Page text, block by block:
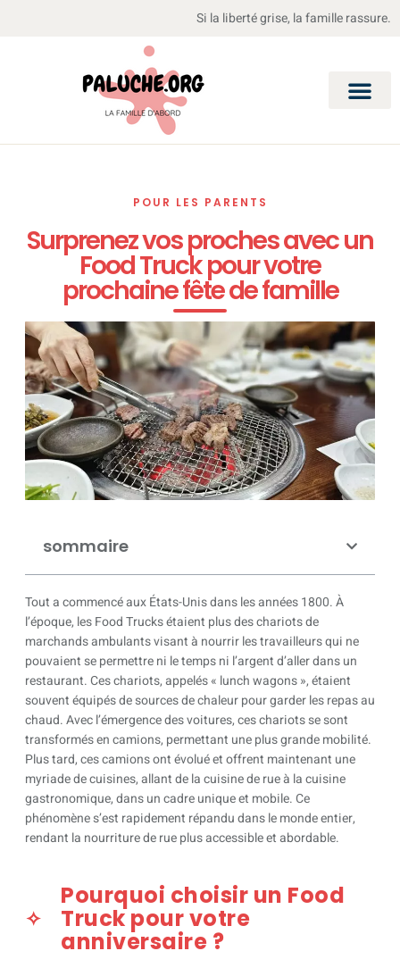
Si la liberté grise, la famille rassure.
POUR LES PARENTS
Surprenez vos proches avec un
Food Truck pour votre
prochaine fête de famille
sommaire
Tout a commencé aux États-Unis dans les années 1800. À
l’époque, les Food Trucks étaient plus des chariots de
marchands ambulants visant à nourrir les travailleurs qui ne
pouvaient se permettre ni le temps ni l’argent d’aller dans un
restaurant. Ces chariots, appelés « lunch wagons », étaient
souvent équipés de sources de chaleur pour garder les repas au
chaud. Avec l’émergence des voitures, ces chariots se sont
transformés en camions, permettant une plus grande mobilité.
Plus tard, ces camions ont évolué et offrent maintenant une
myriade de cuisines, allant de la cuisine de rue à la cuisine
gastronomique, dans un cadre unique et mobile. Ce
phénomène s’est rapidement répandu dans le monde entier,
rendant la nourriture de rue plus accessible et abordable.
Pourquoi choisir un Food
Truck pour votre
anniversaire ?